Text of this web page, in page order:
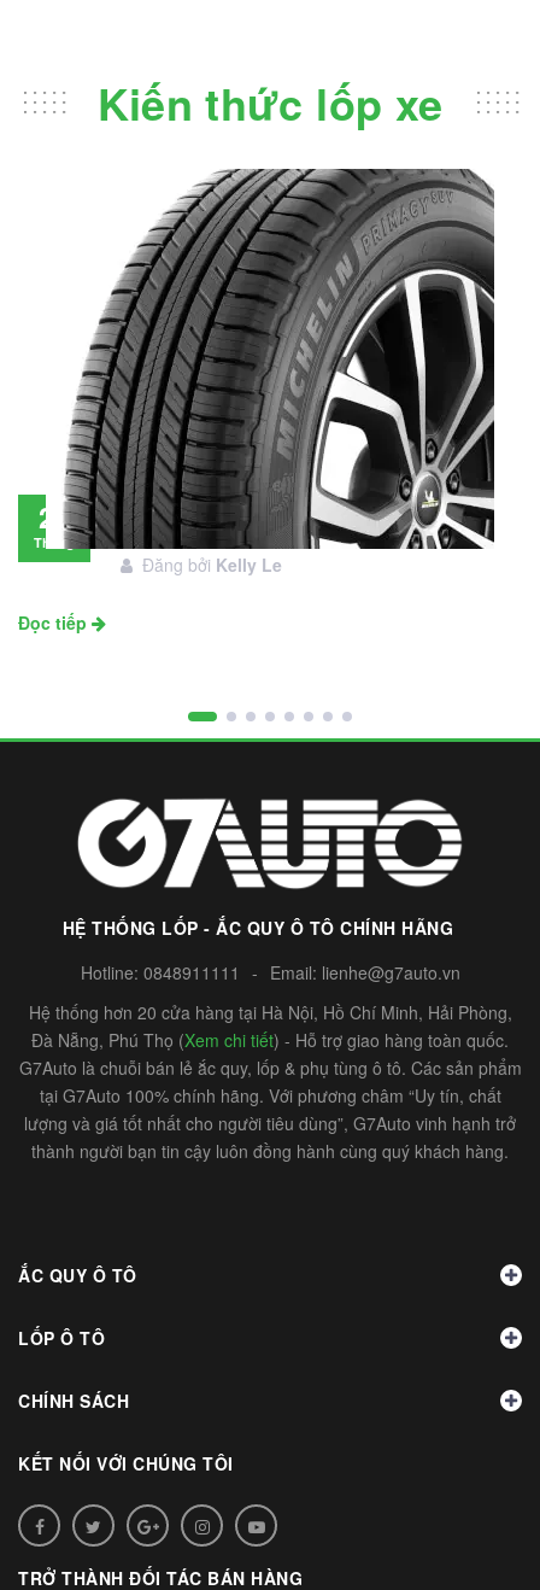
Kiến thức lốp xe
28
Tháng
Đánh giá lốp Michelin Primacy SUV: Đáng
đầu tư không?
Đăng bởi Kelly Le
Đọc tiếp
HỆ THỐNG LỐP - ẮC QUY Ô TÔ CHÍNH HÃNG
Hotline: 0848911111 - Email: lienhe@g7auto.vn
Hệ thống hơn 20 cửa hàng tại Hà Nội, Hồ Chí Minh, Hải Phòng,
Đà Nẵng, Phú Thọ (Xem chi tiết) - Hỗ trợ giao hàng toàn quốc.
G7Auto là chuỗi bán lẻ ắc quy, lốp & phụ tùng ô tô. Các sản phẩm
tại G7Auto 100% chính hãng. Với phương châm “Uy tín, chất
lượng và giá tốt nhất cho người tiêu dùng”, G7Auto vinh hạnh trở
thành người bạn tin cậy luôn đồng hành cùng quý khách hàng.
ẮC QUY Ô TÔ
LỐP Ô TÔ
CHÍNH SÁCH
KẾT NỐI VỚI CHÚNG TÔI
TRỞ THÀNH ĐỐI TÁC BÁN HÀNG